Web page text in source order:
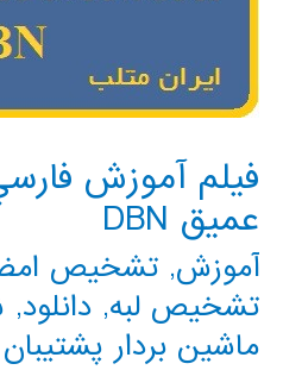
فيلم آموزش
عميق DBN
آموزش, تشخیص
تشخیص لبه, دانلود,
ماشین بردار پشتیبان